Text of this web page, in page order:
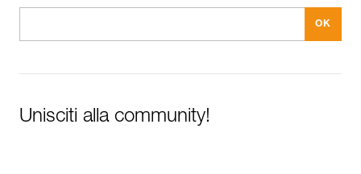
Unisciti alla community!